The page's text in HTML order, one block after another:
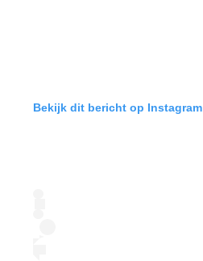
Bekijk dit bericht op Instagram